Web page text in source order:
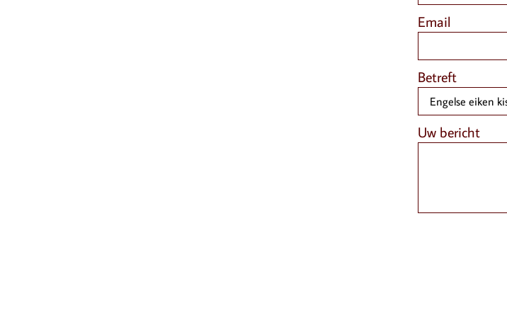
Email
Betreft
Uw bericht